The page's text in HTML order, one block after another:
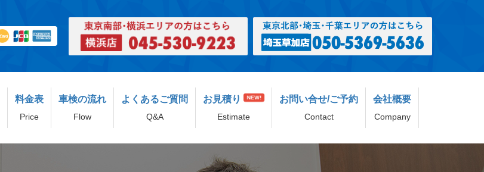
料金表
Price
車検の流れ
Flow
よくあるご質問
Q&A
お見積り NEW!
Estimate
お問い合せ/ご予約
Contact
会社概要
Company